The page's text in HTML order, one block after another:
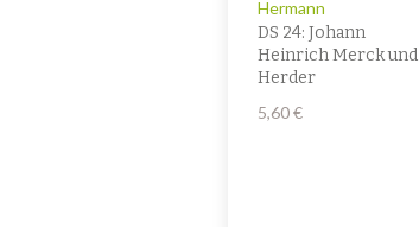
Hermann
DS 24: Johann
Heinrich Merck und
Herder
5,60€